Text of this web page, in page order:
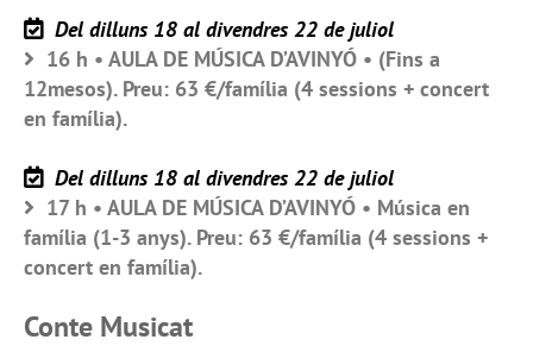
Del dilluns 18 al divendres 22 de juliol
16 h • AULA DE MÚSICA D’AVINYÓ • (Fins a
12mesos). Preu: 63 €/família (4 sessions + concert
en família).
Del dilluns 18 al divendres 22 de juliol
17 h • AULA DE MÚSICA D’AVINYÓ • Música en
família (1-3 anys). Preu: 63 €/família (4 sessions +
concert en família).
Conte Musicat